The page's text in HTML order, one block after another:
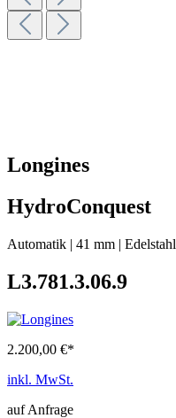
Longines
HydroConquest
Automatik | 41 mm | Edelstahl
L3.781.3.06.9
2.200,00 €*
inkl. MwSt.
auf Anfrage